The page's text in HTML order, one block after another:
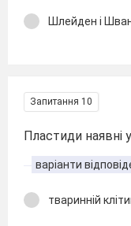
Шлейден і
Запитання 10
Пластиди наявні
варіанти
тваринній